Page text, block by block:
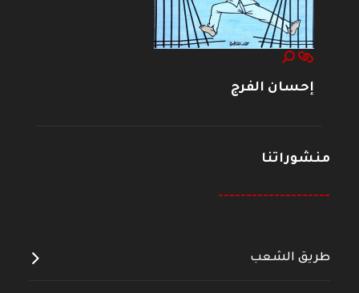
إحسان الفرج
منشوراتنا
--------------------
طريق الشعب